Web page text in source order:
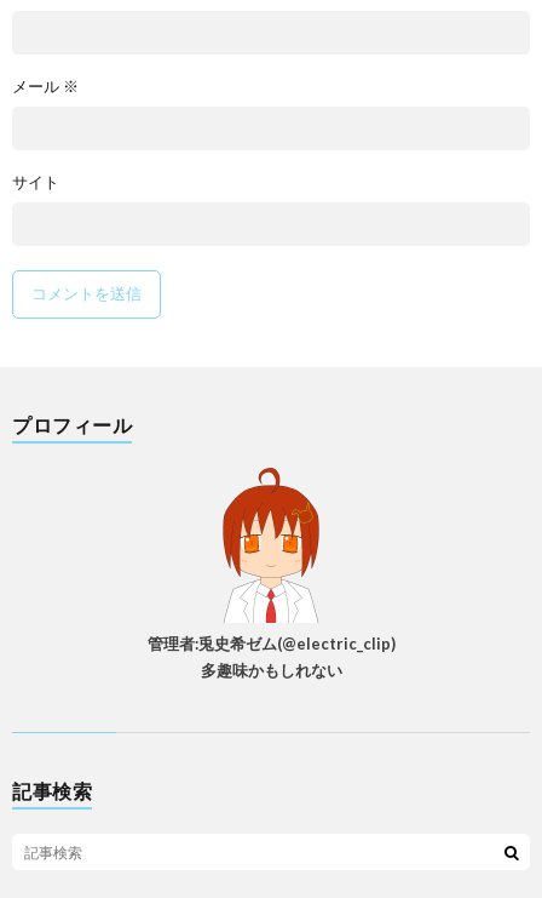
メール ※
サイト
プロフィール
管理者:兎史希ゼム(@electric_clip)
多趣味かもしれない
記事検索